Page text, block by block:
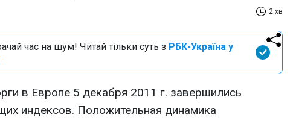
2 хв
час на шум! Читай тільки суть з РБК-Україна у
в Европе 5 декабря 2011 г. завершились
индексов. Положительная динамика